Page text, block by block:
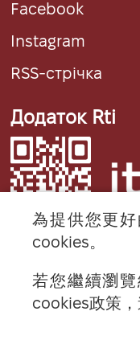
Facebook
Instagram
RSS-стрічка
Додаток Rti
© 2024 RTI
All
為提供您更
cookies。
若您繼續瀏
cookies政策